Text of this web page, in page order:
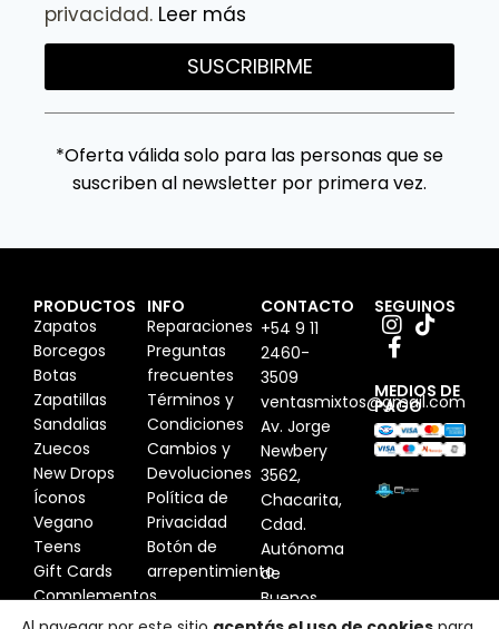
privacidad. Leer más
SUSCRIBIRME
*Oferta válida solo para las personas que se
suscriben al newsletter por primera vez.
PRODUCTOS
Zapatos
Borcegos
Botas
Zapatillas
Sandalias
Zuecos
New Drops
Íconos
Vegano
Teens
Gift Cards
Complementos
INFO
Reparaciones
Preguntas
frecuentes
Términos y
Condiciones
Cambios y
Devoluciones
Política de
Privacidad
Botón de
arrepentimiento
CONTACTO
+54 9 11
2460-
3509
ventasmixtos@gmail.com
Av. Jorge
Newbery
3562,
Chacarita,
Cdad.
Autónoma
de
Buenos
Aires,
SEGUINOS
MEDIOS DE
PAGO